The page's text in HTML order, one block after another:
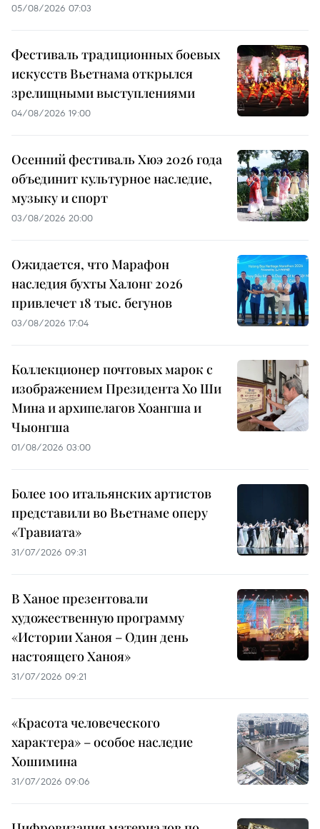
05/08/2026 07:03
Фестиваль традиционных боевых
искусств Вьетнама открылся
зрелищными выступлениями
04/08/2026 19:00
Осенний фестиваль Хюэ 2026 года
объединит культурное наследие,
музыку и спорт
03/08/2026 20:00
Ожидается, что Марафон
наследия бухты Халонг 2026
привлечет 18 тыс. бегунов
03/08/2026 17:04
Коллекционер почтовых марок с
изображением Президента Хо Ши
Мина и архипелагов Хоангша и
Чыонгша
01/08/2026 03:00
Более 100 итальянских артистов
представили во Вьетнаме оперу
«Травиата»
31/07/2026 09:31
В Ханое презентовали
художественную программу
«Истории Ханоя – Один день
настоящего Ханоя»
31/07/2026 09:21
«Красота человеческого
характера» – особое наследие
Хошимина
31/07/2026 09:06